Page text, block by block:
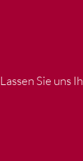
Lassen Sie uns